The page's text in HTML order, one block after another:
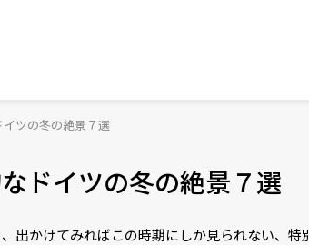
ツの冬の絶景７選
ドイツの冬の絶景７選
出かけてみればこの時期にしか見られない、特